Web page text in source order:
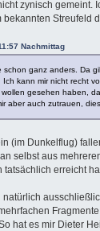
zynisch gemeint.
Nachmittag
ganz anders. Da
kann mir nicht recht
gesehen haben,
aber auch zutrauen,
(im Dunkelflug)
selbst aus
erreicht
hat es mir Dieter